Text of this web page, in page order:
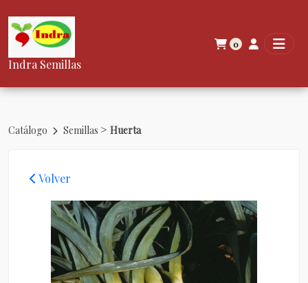
Indra Semillas
0
Catálogo Semillas > Huerta
Volver